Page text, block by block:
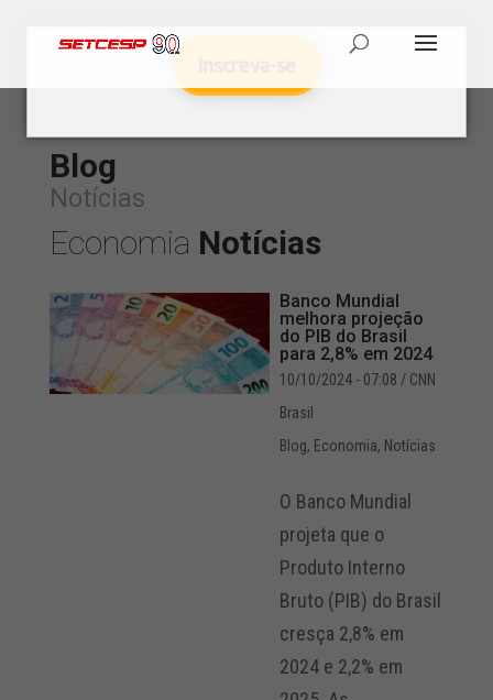
Blog
Notícias
Economia Notícias
Banco Mundial
melhora projeção
do PIB do Brasil
para 2,8% em 2024
10/10/2024 - 07:08 / CNN
Brasil
Blog, Economia, Notícias
O Banco Mundial
projeta que o
Produto Interno
Bruto (PIB) do Brasil
cresça 2,8% em
2024 e 2,2% em